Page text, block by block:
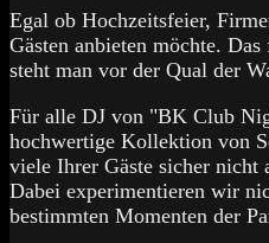
Egal ob Hochzeitsfeier,
Gästen anbieten möchte.
steht man vor der Qual der
Für alle DJ von "BK Club
hochwertige Kollektion von
viele Ihrer Gäste sicher nicht
Dabei experimentieren wir
bestimmten Momenten der